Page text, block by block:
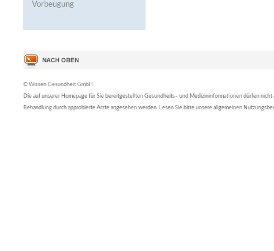
Vorbeugung
© Wissen Gesundheit GmbH
Die auf unserer Homepage für Sie bereitgestellten Gesundheits– und Medizininformationen dürfen nicht
Behandlung durch approbierte Ärzte angesehen werden. Lesen Sie bitte unsere allgemeinen